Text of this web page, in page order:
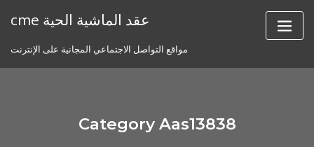
cme عقد الماشية الحية
مواقع التواصل الاجتماعي المجانية على الإنترنت
Category Aas13838